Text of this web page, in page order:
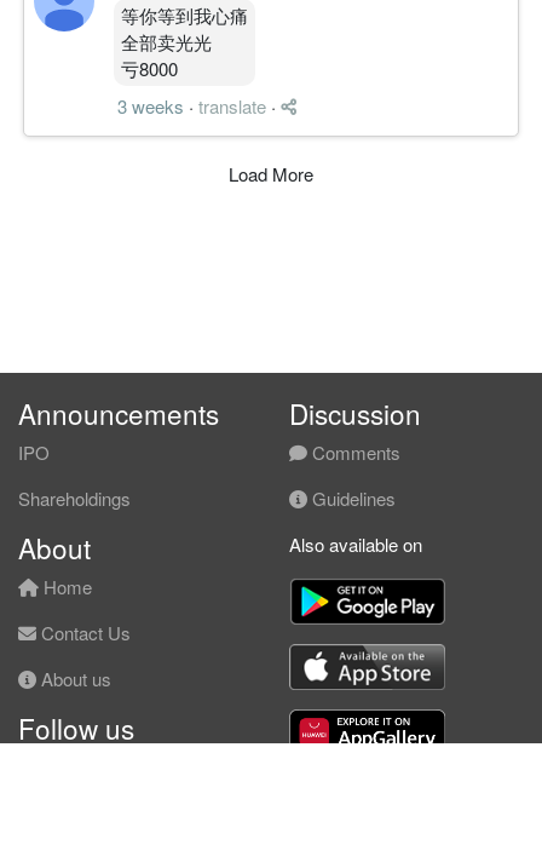
等你等到我心痛
全部卖光光
亏8000
3 weeks · translate ·
Load More
Announcements
IPO
Shareholdings
Discussion
Comments
Guidelines
About
Home
Contact Us
About us
Follow us
Also available on